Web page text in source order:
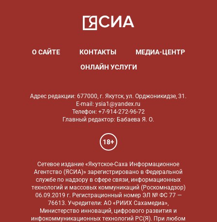
О САЙТЕ КОНТАКТЫ
МЕДИА-ЦЕНТР
ОНЛАЙН УСЛУГИ
Адрес редакции: 677000, г. Якутск, ул. Орджоникидзе, 31.
E-mail: ysia1@yandex.ru
Телефон: +7-914-272-96-72
Главный редактор: Бабаева Я. О.
18+
Сетевое издание «Якутское-Саха Информационное
Агентство (ЯСИА)» зарегистрировано в Федеральной
службе по надзору в сфере связи, информационных
технологий и массовых коммуникаций (Роскомнадзор)
06.09.2019 г. Регистрационный номер ЭЛ № ФС 77 —
76613. Учредители: АО «РИИХ Сахамедиа»,
Министерство инноваций, цифрового развития и
инфокоммуникационных технологий РС(Я). При любом